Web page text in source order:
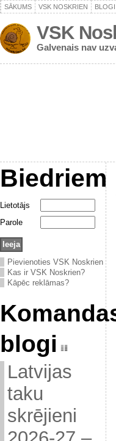
SĀKUMS VSK NOSKRIEN BLOGI
VSK
Galvenais nav
Biedriem
Lietotājs
Parole
Pievienoties VSK Noskrien
Kas ir VSK Noskrien?
Kāpēc reklāmas?
blogi
Latvijas
taku
skrējieni